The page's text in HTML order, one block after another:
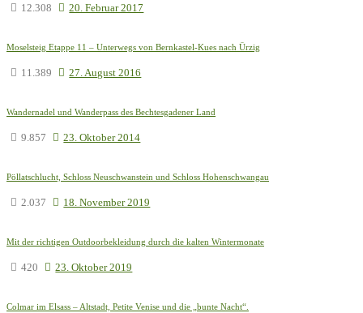
12.308 20. Februar 2017
Moselsteig Etappe 11 – Unterwegs von Bernkastel-Kues nach Ürzig
11.389 27. August 2016
Wandernadel und Wanderpass des Bechtesgadener Land
9.857 23. Oktober 2014
Pöllatschlucht, Schloss Neuschwanstein und Schloss Hohenschwangau
2.037 18. November 2019
Mit der richtigen Outdoorbekleidung durch die kalten Wintermonate
420 23. Oktober 2019
Colmar im Elsass – Altstadt, Petite Venise und die „bunte Nacht“.